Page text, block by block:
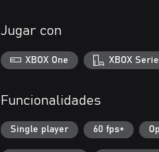
Jugar con
XBOX One XBOX
Funcionalidades
Single player 60 fps+